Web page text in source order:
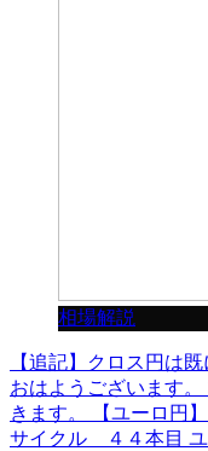
相場解説
【追記】クロス円は
おはようございます
きます。 【ユーロ円
サイクル ４４本目 ユ